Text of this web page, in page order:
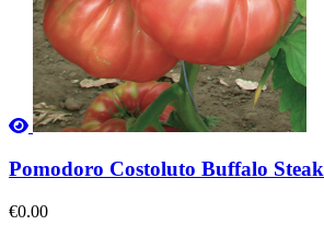
Pomodoro Costoluto Buffalo Steak
€0.00